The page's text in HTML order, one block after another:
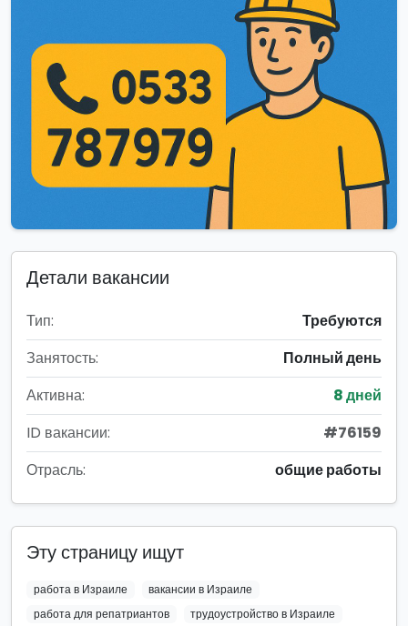
Детали вакансии
Тип:
Требуются
Занятость:
Полный день
Активна:
8 дней
ID вакансии:
#76159
Отрасль:
общие работы
Эту страницу ищут
работа в Израиле
вакансии в Израиле
работа для репатриантов
трудоустройство в Израиле